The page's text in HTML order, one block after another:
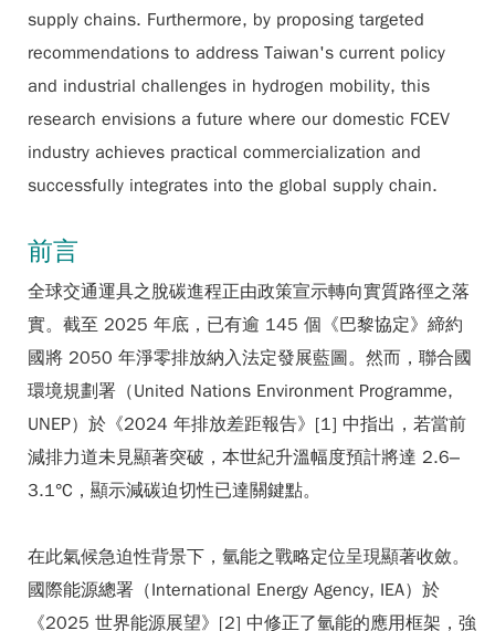
supply chains. Furthermore, by proposing targeted
recommendations to address Taiwan's current policy
and industrial challenges in hydrogen mobility, this
research envisions a future where our domestic FCEV
industry achieves practical commercialization and
successfully integrates into the global supply chain.
前言
全球交通運具之脫碳進程正由政策宣示轉向實質路徑之落
實。截至 2025 年底，已有逾 145 個《巴黎協定》締約
國將 2050 年淨零排放納入法定發展藍圖。然而，聯合國
環境規劃署（United Nations Environment Programme,
UNEP）於《2024 年排放差距報告》[1] 中指出，若當前
減排力道未見顯著突破，本世紀升溫幅度預計將達 2.6–
3.1°C，顯示減碳迫切性已達關鍵點。
在此氣候急迫性背景下，氫能之戰略定位呈現顯著收斂。
國際能源總署（International Energy Agency, IEA）於
《2025 世界能源展望》[2] 中修正了氫能的應用框架，強